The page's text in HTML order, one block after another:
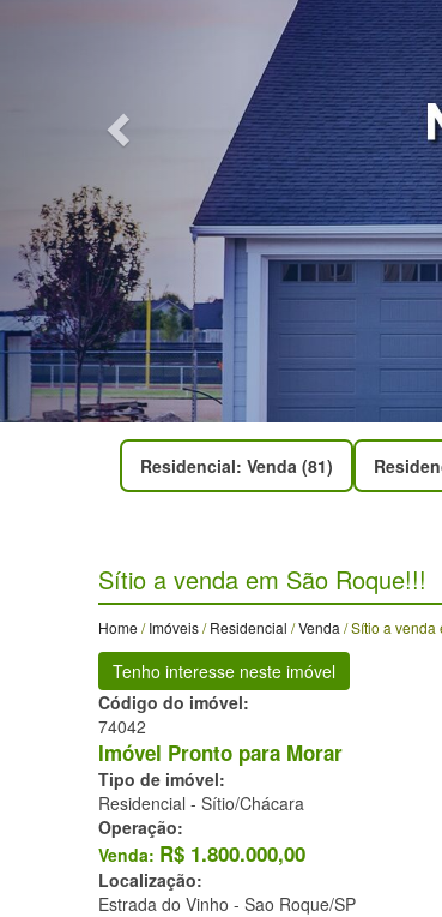
Residencial: Venda (81)
Sítio a venda em São Roque!!!
Home /Imóveis/Residencial /Venda / Sítio a venda
Tenho interesse neste imóvel
Código do imóvel:
74042
Imóvel Pronto para Morar
Tipo de imóvel:
Residencial - Sítio/Chácara
Operação:
Venda: R$ 1.800.000,00
Localização:
Estrada do Vinho - Sao Roque/SP